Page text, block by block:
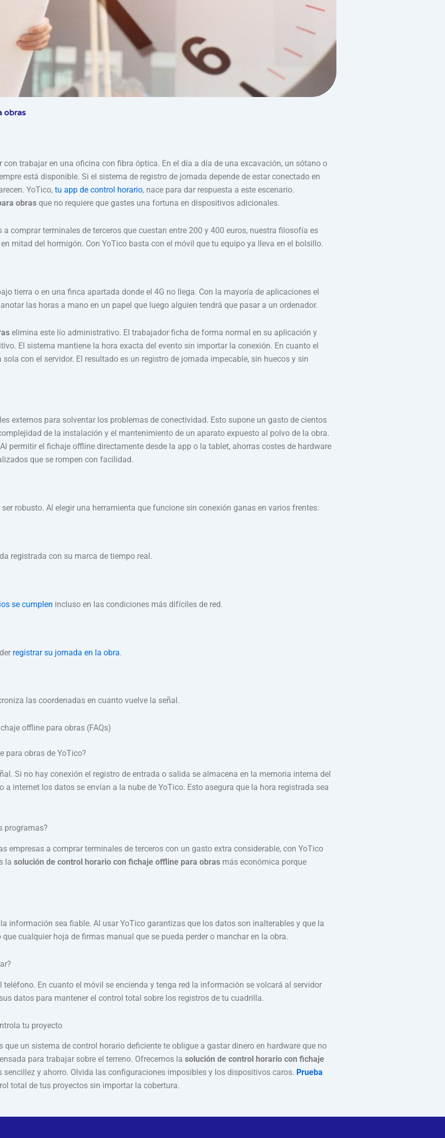
obras
trabajar en una oficina con fibra óptica. En el día a día de una excavación, un sótano o
está disponible. Si el sistema de registro de jornada depende de estar conectado en
YoTico, tu app de control horario, nace para dar respuesta a este escenario.
obras que no requiere que gastes una fortuna en dispositivos adicionales.
comprar terminales de terceros que cuestan entre 200 y 400 euros, nuestra filosofía es
mitad del hormigón. Con YoTico basta con el móvil que tu equipo ya lleva en el bolsillo.
tierra o en una finca apartada donde el 4G no llega. Con la mayoría de aplicaciones el
las horas a mano en un papel que luego alguien tendrá que pasar a un ordenador.
elimina este lío administrativo. El trabajador ficha de forma normal en su aplicación y
El sistema mantiene la hora exacta del evento sin importar la conexión. En cuanto el
con el servidor. El resultado es un registro de jornada impecable, sin huecos y sin
externos para solventar los problemas de conectividad. Esto supone un gasto de cientos
de la instalación y el mantenimiento de un aparato expuesto al polvo de la obra.
permitir el fichaje offline directamente desde la app o la tablet, ahorras costes de hardware
que se rompen con facilidad.
robusto. Al elegir una herramienta que funcione sin conexión ganas en varios frentes:
registrada con su marca de tiempo real.
se cumplen incluso en las condiciones más difíciles de red.
registrar su jornada en la obra.
las coordenadas en cuanto vuelve la señal.
offline para obras (FAQs)
para obras de YoTico?
Si no hay conexión el registro de entrada o salida se almacena en la memoria interna del
internet los datos se envían a la nube de YoTico. Esto asegura que la hora registrada sea
programas?
empresas a comprar terminales de terceros con un gasto extra considerable, con YoTico
la solución de control horario con fichaje offline para obras más económica porque
información sea fiable. Al usar YoTico garantizas que los datos son inalterables y que la
cualquier hoja de firmas manual que se pueda perder o manchar en la obra.
En cuanto el móvil se encienda y tenga red la información se volcará al servidor
datos para mantener el control total sobre los registros de tu cuadrilla.
tu proyecto
un sistema de control horario deficiente te obligue a gastar dinero en hardware que no
para trabajar sobre el terreno. Ofrecemos la solución de control horario con fichaje
y ahorro. Olvida las configuraciones imposibles y los dispositivos caros. Prueba
total de tus proyectos sin importar la cobertura.